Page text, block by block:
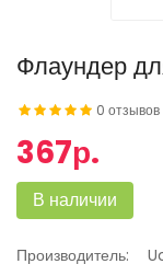
Флаундер
0 отзывов
367р.
В наличии
Производитель: